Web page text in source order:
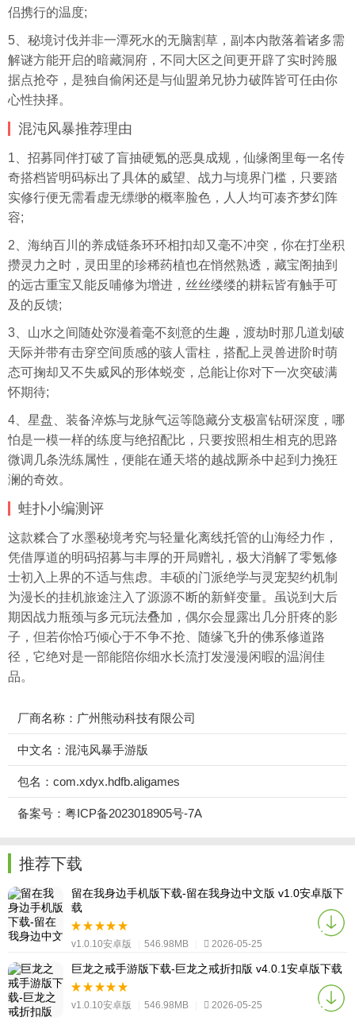
侣携行的温度;
5、秘境讨伐并非一潭死水的无脑割草，副本内散落着诸多需
解谜方能开启的暗藏洞府，不同大区之间更开辟了实时跨服
据点抢夺，是独自偷闲还是与仙盟弟兄协力破阵皆可任由你
心性抉择。
混沌风暴推荐理由
1、招募同伴打破了盲抽硬氪的恶臭成规，仙缘阁里每一名传
奇搭档皆明码标出了具体的威望、战力与境界门槛，只要踏
实修行便无需看虚无缥缈的概率脸色，人人均可凑齐梦幻阵
容;
2、海纳百川的养成链条环环相扣却又毫不冲突，你在打坐积
攒灵力之时，灵田里的珍稀药植也在悄然熟透，藏宝阁抽到
的远古重宝又能反哺修为增进，丝丝缕缕的耕耘皆有触手可
及的反馈;
3、山水之间随处弥漫着毫不刻意的生趣，渡劫时那几道划破
天际并带有击穿空间质感的骇人雷柱，搭配上灵兽进阶时萌
态可掬却又不失威风的形体蜕变，总能让你对下一次突破满
怀期待;
4、星盘、装备淬炼与龙脉气运等隐藏分支极富钻研深度，哪
怕是一模一样的练度与绝招配比，只要按照相生相克的思路
微调几条洗练属性，便能在通天塔的越战厮杀中起到力挽狂
澜的奇效。
蛙扑小编测评
这款糅合了水墨秘境考究与轻量化离线托管的山海经力作，
凭借厚道的明码招募与丰厚的开局赠礼，极大消解了零氪修
士初入上界的不适与焦虑。丰硕的门派绝学与灵宠契约机制
为漫长的挂机旅途注入了源源不断的新鲜变量。虽说到大后
期因战力瓶颈与多元玩法叠加，偶尔会显露出几分肝疼的影
子，但若你恰巧倾心于不争不抢、随缘飞升的佛系修道路
径，它绝对是一部能陪你细水长流打发漫漫闲暇的温润佳
品。
厂商名称：广州熊动科技有限公司
中文名：混沌风暴手游版
包名：com.xdyx.hdfb.aligames
备案号：粤ICP备2023018905号-7A
推荐下载
留在我身边手机版下载-留在我身边中文版 v1.0安卓版下
载
v1.0.10安卓版 546.98MB 2026-05-25
巨龙之戒手游版下载-巨龙之戒折扣版 v4.0.1安卓版下载
v1.0.10安卓版 546.98MB 2026-05-25